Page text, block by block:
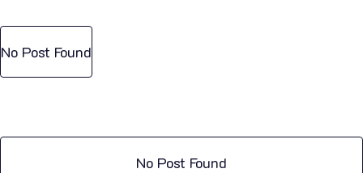
No Post Found
No Post Found